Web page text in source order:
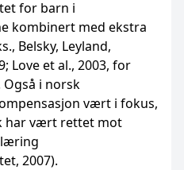
for barn i
kombinert med ekstra
Belsky, Leyland,
Love et al., 2003, for
i norsk
vært i fokus,
har vært rettet mot
2007).